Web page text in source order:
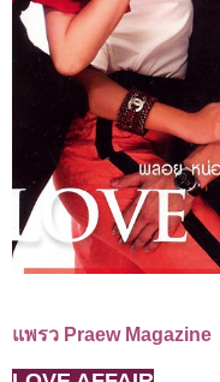
แพรว Praew Magazine